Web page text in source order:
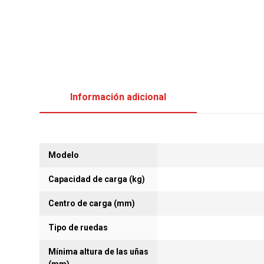
Información adicional
Modelo
Capacidad de carga (kg)
Centro de carga (mm)
Tipo de ruedas
Mínima altura de las uñas